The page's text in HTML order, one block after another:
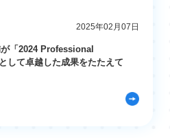
2025年02月07日
「2024 Professional
して卓越した成果をたたえて